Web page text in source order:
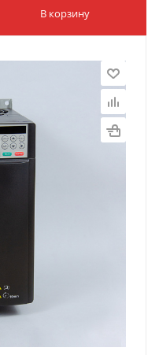
В корзину